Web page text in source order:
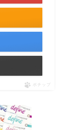
ポチップ